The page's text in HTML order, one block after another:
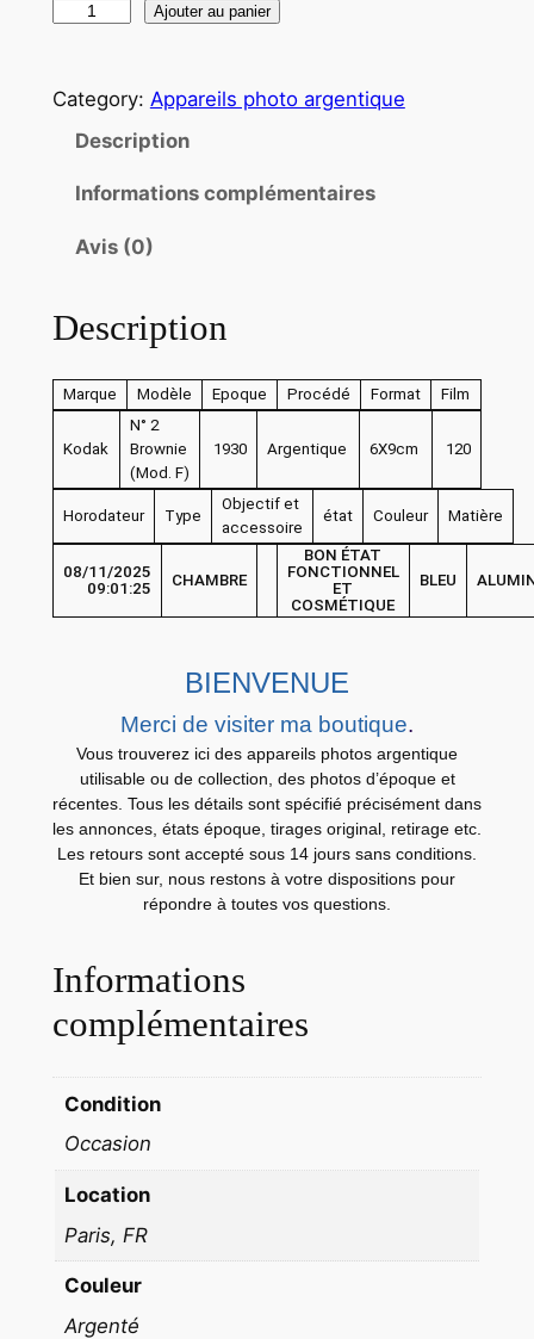
n
A
P
A
R
L
a
k
B
o
M
Ajouter au panier
Category: Appareils photo argentique
Description
Informations complémentaires
Avis (0)
Description
Marque Modèle Epoque Procédé Format Film
Kodak
N° 2
Brownie
(Mod. F)
1930 Argentique 6X9cm 120
Horodateur Type
Objectif et
accessoire
état Couleur Matière
08/11/2025
09:01:25
CHAMBRE
BON ÉTAT
FONCTIONNEL
ET
COSMÉTIQUE
BLEU
BIENVENUE
Merci de visiter ma boutique.
Vous trouverez ici des appareils photos argentique
utilisable ou de collection, des photos d’époque et
récentes. Tous les détails sont spécifié précisément dans
les annonces, états époque, tirages original, retirage etc.
Les retours sont accepté sous 14 jours sans conditions.
Et bien sur, nous restons à votre dispositions pour
répondre à toutes vos questions.
Informations
complémentaires
Condition
Occasion
Location
Paris, FR
Couleur
Argenté